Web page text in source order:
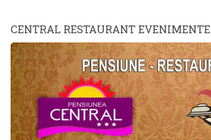
CENTRAL RESTAURANT EVENIMENTE